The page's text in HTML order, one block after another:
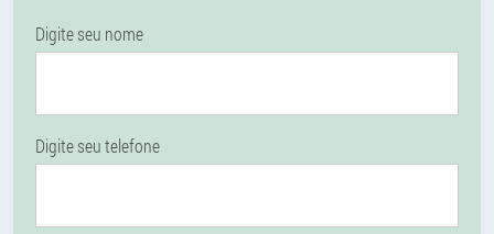
Digite seu nome
Digite seu telefone